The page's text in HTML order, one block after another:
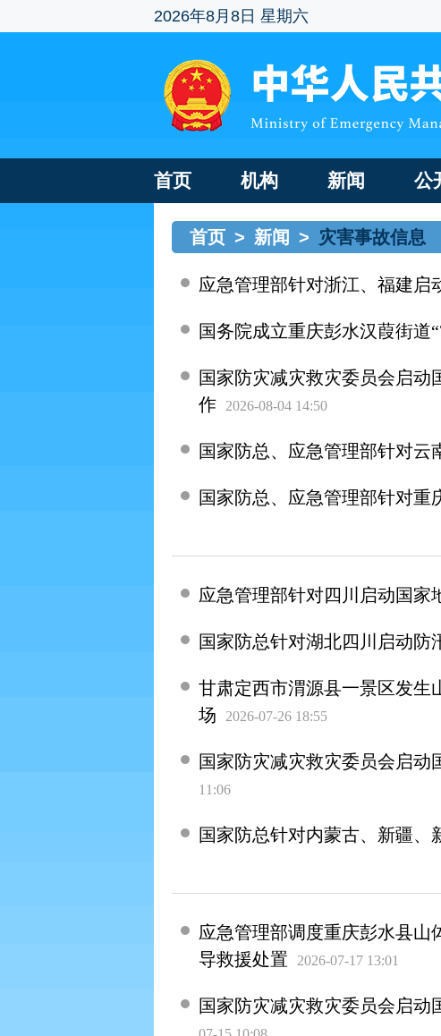
2026年8月8日 星期六
首页 机构 新闻 公
首页 > 新闻 > 灾害事故信息
应急管理部针对浙江、福建启
国务院成立重庆彭水汉葭街道
国家防灾减灾救灾委员会启
作
2026-08-04 14:50
国家防总、应急管理部针对云
国家防总、应急管理部针对重
应急管理部针对四川启动国家
国家防总针对湖北四川启动防
甘肃定西市渭源县一景区发生
场
2026-07-26 18:55
国家防灾减灾救灾委员会启动
11:06
国家防总针对内蒙古、新疆、
应急管理部调度重庆彭水县山
导救援处置
2026-07-17 13:01
国家防灾减灾救灾委员会启